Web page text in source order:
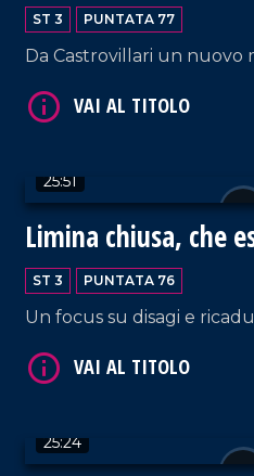
ST 3 PUNTATA 77
Da Castrovillari un nuovo
25:51
Limina chiusa, che
Locride?
ST 3 PUNTATA 76
Un focus su disagi e
25:24
VAI AL TITOLO
VAI AL TITOLO
VAI AL TITOLO